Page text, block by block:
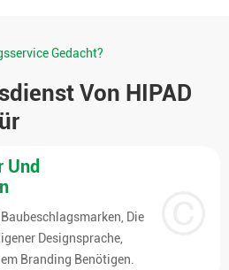
Gedacht?
Von HIPAD
Und
Die
Designsprache,
Branding Benötigen.